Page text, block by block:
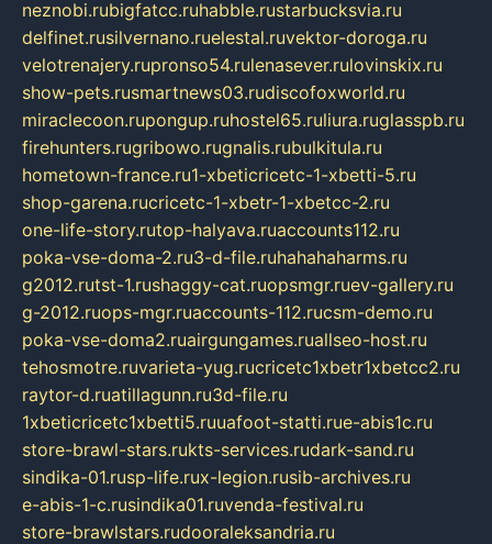
neznobi.rubigfatcc.ruhabble.rustarbucksvia.ru
delfinet.rusilvernano.ruelestal.ruvektor-doroga.ru
velotrenajery.rupronso54.rulenasever.rulovinskix.ru
show-pets.rusmartnews03.rudiscofoxworld.ru
miraclecoon.rupongup.ruhostel65.ruliura.ruglasspb.ru
firehunters.rugribowo.rugnalis.rubulkitula.ru
hometown-france.ru1-xbeticricetc-1-xbetti-5.ru
shop-garena.rucricetc-1-xbetr-1-xbetcc-2.ru
one-life-story.rutop-halyava.ruaccounts112.ru
poka-vse-doma-2.ru3-d-file.ruhahahaharms.ru
g2012.rutst-1.rushaggy-cat.ruopsmgr.ruev-gallery.ru
g-2012.ruops-mgr.ruaccounts-112.rucsm-demo.ru
poka-vse-doma2.ruairgungames.ruallseo-host.ru
tehosmotre.ruvarieta-yug.rucricetc1xbetr1xbetcc2.ru
raytor-d.ruatillagunn.ru3d-file.ru
1xbeticricetc1xbetti5.ruuafoot-statti.rue-abis1c.ru
store-brawl-stars.rukts-services.rudark-sand.ru
sindika-01.rusp-life.rux-legion.rusib-archives.ru
e-abis-1-c.rusindika01.ruvenda-festival.ru
store-brawlstars.rudooraleksandria.ru